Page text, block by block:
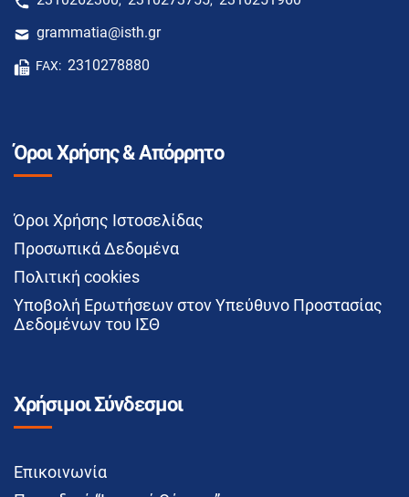
grammatia@isth.gr
FAX: 2310278880
Όροι Χρήσης & Απόρρητο
Όροι Χρήσης Ιστοσελίδας
Προσωπικά Δεδομένα
Πολιτική cookies
Υποβολή Ερωτήσεων στον Υπεύθυνο Προστασίας
Δεδομένων του ΙΣΘ
Χρήσιμοι Σύνδεσμοι
Επικοινωνία